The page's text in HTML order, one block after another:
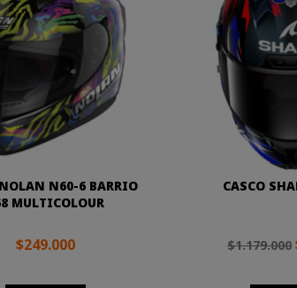
N60-6 BARRIO
MULTICOLOUR
$249.000
CASCO
$1.179.000